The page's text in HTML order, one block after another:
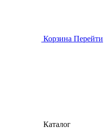
Корзина Перейти
Каталог